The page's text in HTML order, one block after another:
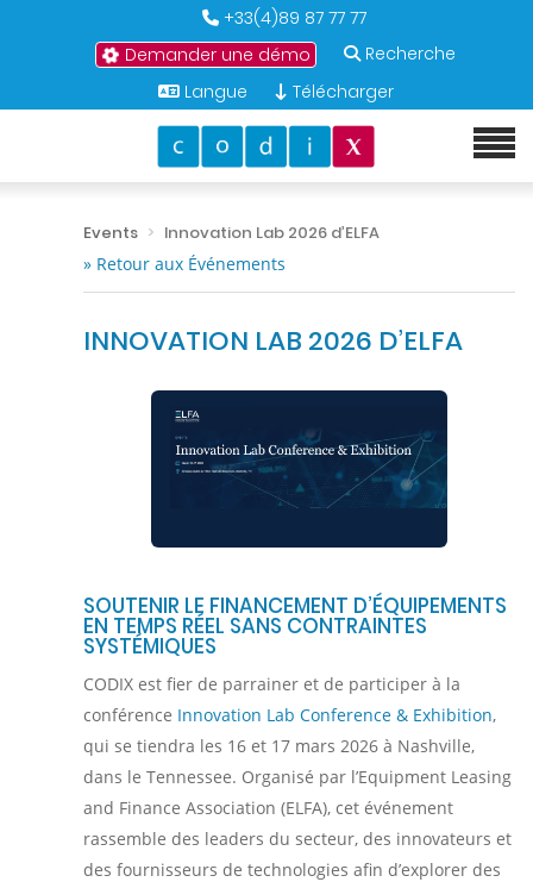
+33(4)89 87 77 77
Demander une démo
Recherche
Langue
Télécharger
Events
Innovation Lab 2026 d’ELFA
» Retour aux Événements
INNOVATION LAB 2026 D’ELFA
SOUTENIR LE FINANCEMENT D’ÉQUIPEMENTS
EN TEMPS RÉEL SANS CONTRAINTES
SYSTÉMIQUES
CODIX est fier de parrainer et de participer à la
conférence Innovation Lab Conference & Exhibition,
qui se tiendra les 16 et 17 mars 2026 à Nashville,
dans le Tennessee. Organisé par l’Equipment Leasing
and Finance Association (ELFA), cet événement
rassemble des leaders du secteur, des innovateurs et
des fournisseurs de technologies afin d’explorer des